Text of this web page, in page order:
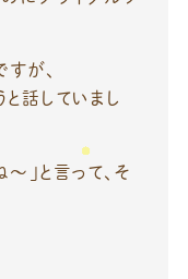
が、
と話していまし
」と言って、そ